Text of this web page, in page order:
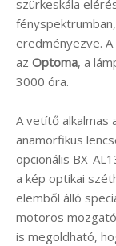
szürkeskála
eredményezve.
az Optoma, a
3000 óra.
A vetítő alkalmas
anamorfikus
opcionális BX-
a kép optikai
elemből álló
motoros
is megoldható,